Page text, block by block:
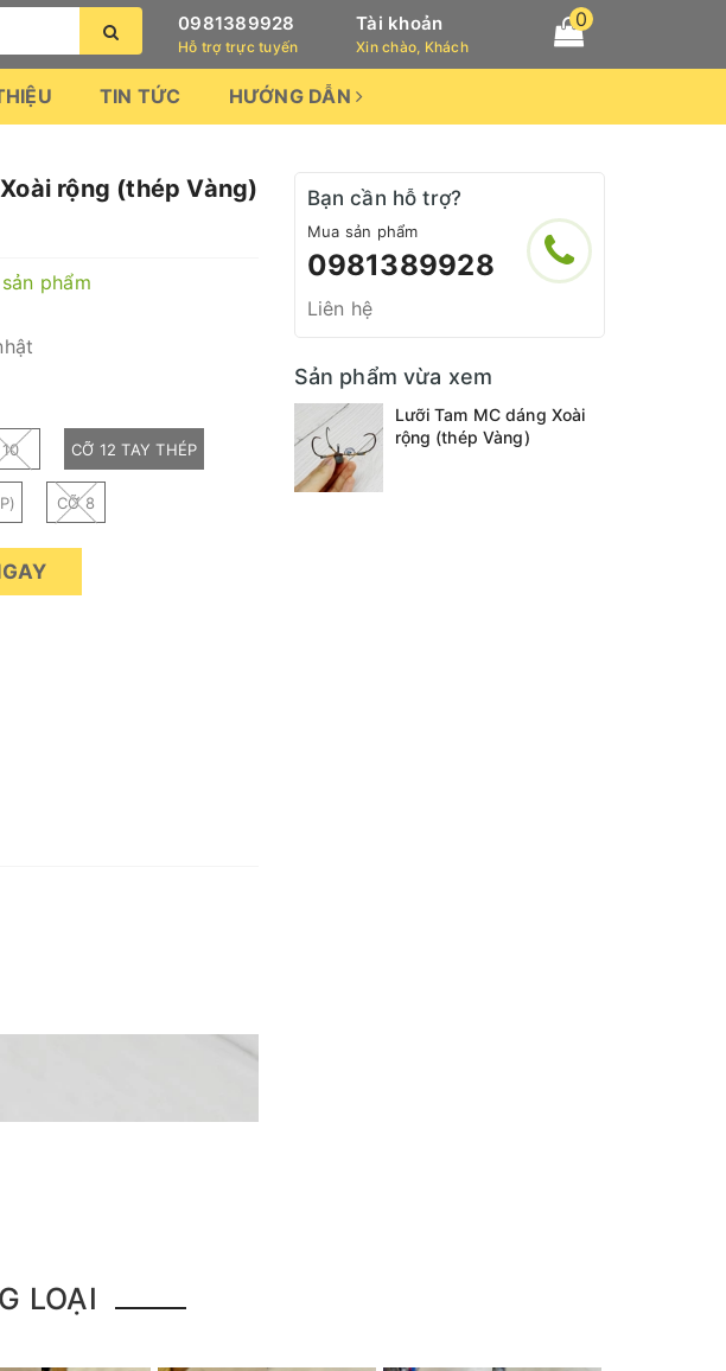
0981389928
Hỗ trợ trực tuyến
Tài khoản
Xin chào, Khách
0
TIN TỨC HƯỚNG DẪN
rộng (thép Vàng)
phẩm
10 CỠ 12 TAY THÉP
CỠ 8
Bạn cần hỗ trợ?
Mua sản phẩm
0981389928
Liên hệ
Sản phẩm vừa xem
Lưỡi Tam MC dáng Xoài
rộng (thép Vàng)
LOẠI